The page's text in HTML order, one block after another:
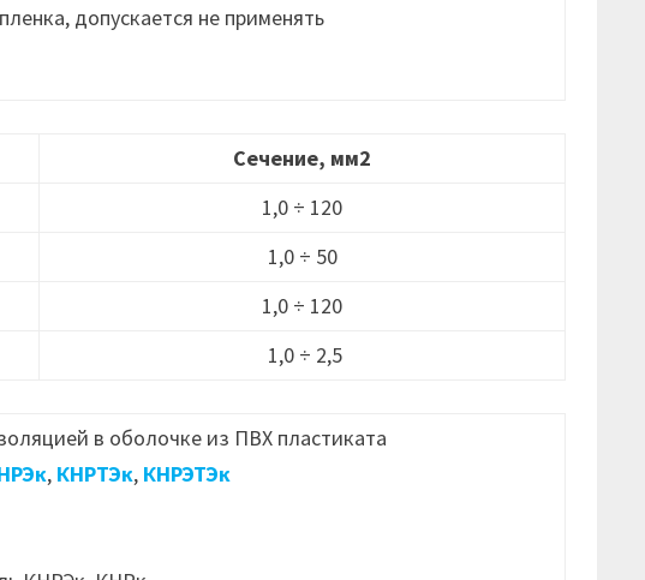
допускается не применять
Сечение, мм2
1,0 ÷ 120
1,0 ÷ 50
1,0 ÷ 120
1,0 ÷ 2,5
в оболочке из ПВХ пластиката
, КНРТЭк, КНРЭТЭк